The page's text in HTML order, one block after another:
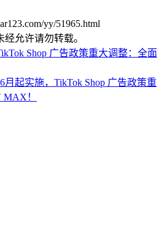
yy/51965.html
允许请勿转载。
Shop 广告政策重大调整：全面
月起实施，TikTok Shop 广告政策重
！